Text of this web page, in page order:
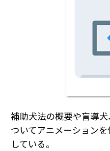
補助犬法の概要や盲導
ついてアニメーション
している。